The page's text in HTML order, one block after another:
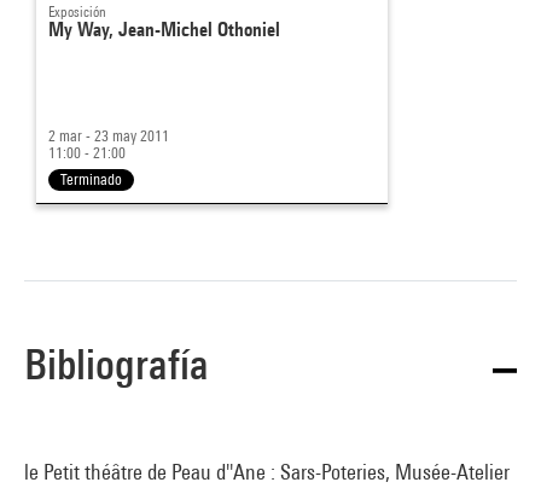
Exposición
My Way, Jean-Michel Othoniel
2 mar - 23 may 2011
11:00 - 21:00
Terminado
Bibliografía
le Petit théâtre de Peau d''Ane : Sars-Poteries, Musée-Atelier